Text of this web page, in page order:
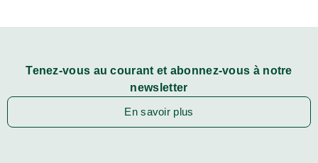
Tenez-vous au courant et abonnez-vous à notre
newsletter
En savoir plus